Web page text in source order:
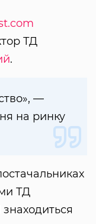
ТД
.
—
на ринку
ТД